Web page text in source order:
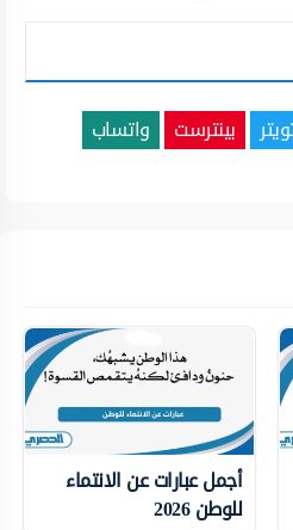
بينترست
واتساب
أجمل عبارات عن الانتماء
للوطن 2026